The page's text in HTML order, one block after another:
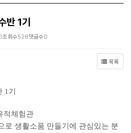
반 1기
조회수526댓글수0
목록
기
적체험관
로 생활소품 만들기에 관심있는 분